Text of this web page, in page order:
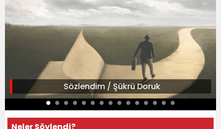
Sözlendim / Şükrü Doruk